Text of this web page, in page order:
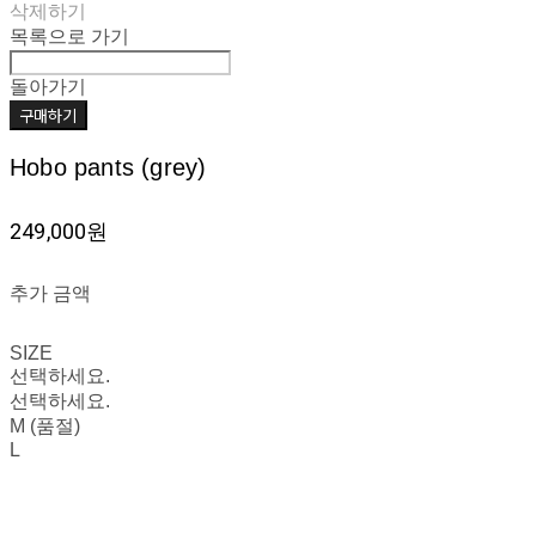
삭제하기
목록으로 가기
돌아가기
구매하기
Hobo pants (grey)
249,000원
추가 금액
SIZE
선택하세요.
선택하세요.
M (품절)
L